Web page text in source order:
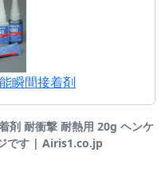
瞬間接着剤
剤 耐衝撃 耐熱用 20g ヘンケ
です | Airis1.co.jp